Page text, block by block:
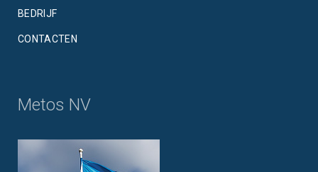
BEDRIJF
CONTACTEN
Metos NV